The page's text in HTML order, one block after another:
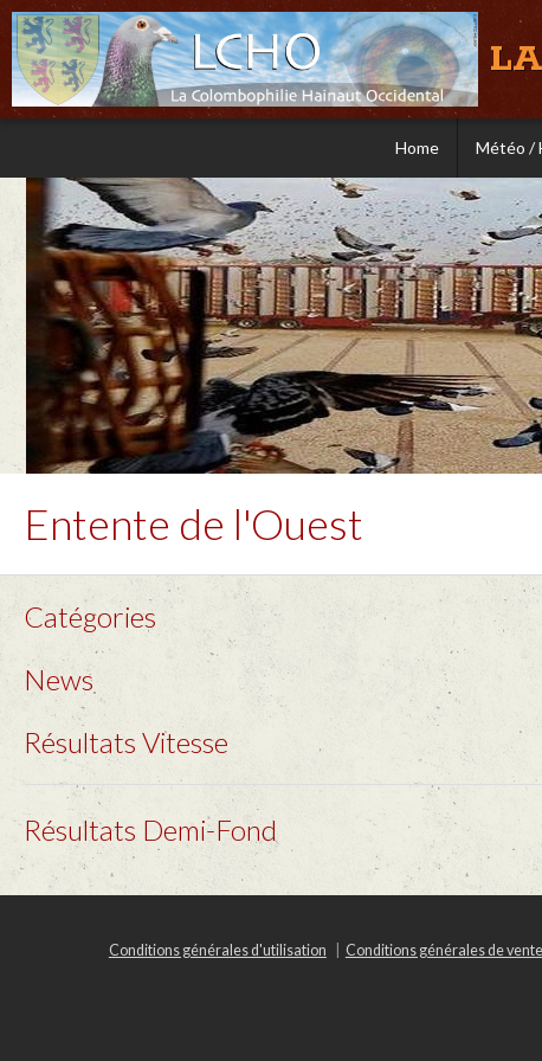
Home Météo /
Entente de l'Ouest
Catégories
News
Résultats Vitesse
Résultats Demi-Fond
Conditions générales d'utilisation Conditions générales de vente